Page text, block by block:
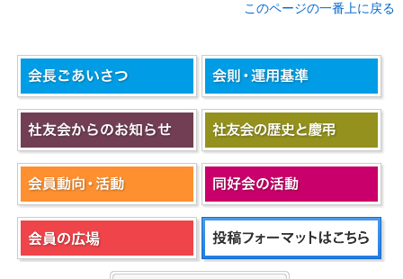
このページの一番上に戻る